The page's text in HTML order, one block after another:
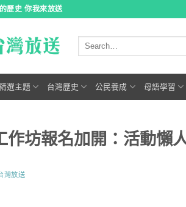
歷史 你我來放送
選主題 台灣歷史 公民養成 母語學習
作坊報名加開：活動懶
灣放送